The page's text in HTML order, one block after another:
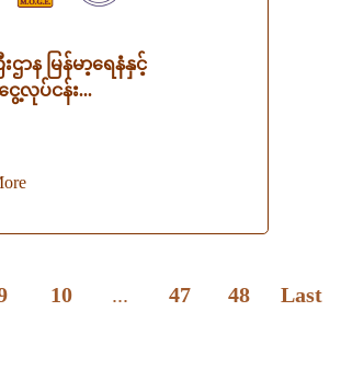
ာန မြန်မာ့ရေနံနှင့်
လုပ်ငန်း...
10 ... 47 48 Last